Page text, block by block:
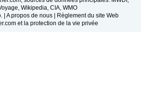
Wikipedia, CIA, WMO
| A propos de nous | Règlement du site Web
et la protection de la vie privée